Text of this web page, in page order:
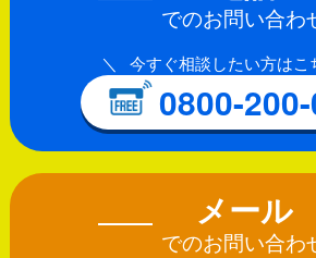
でのお問い合わ
今すぐ相談したい方はこ
0800-
メール
でのお問い合わ